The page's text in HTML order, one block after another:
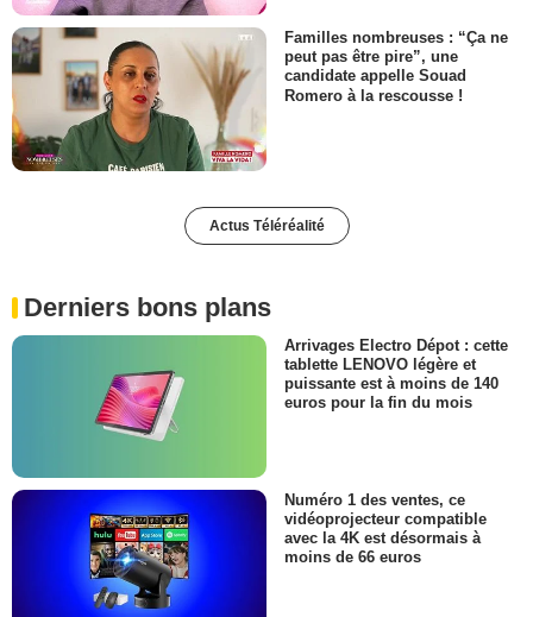
Familles nombreuses : “Ça ne
peut pas être pire”, une
candidate appelle Souad
Romero à la rescousse !
Actus Téléréalité
Derniers bons plans
Arrivages Electro Dépot : cette
tablette LENOVO légère et
puissante est à moins de 140
euros pour la fin du mois
Numéro 1 des ventes, ce
vidéoprojecteur compatible
avec la 4K est désormais à
moins de 66 euros